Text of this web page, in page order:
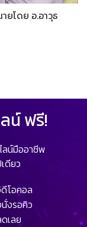
ยโดย อ.อาวุธ
น์ ฟรี!
ลน์มืออาชีพ
ดียว
โอคอล
งรอคิว
เลย